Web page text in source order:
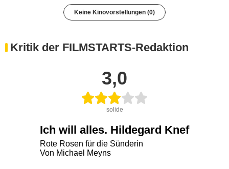
Keine Kinovorstellungen (0)
Kritik der FILMSTARTS-Redaktion
3,0
solide
Ich will alles. Hildegard Knef
Rote Rosen für die Sünderin
Von Michael Meyns